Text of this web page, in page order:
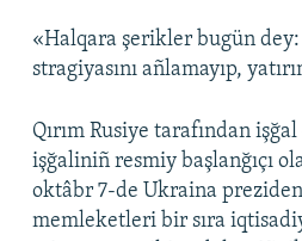
«Halqara şerikler bugün
stragiyasını añlamayıp,
Qırım Rusiye tarafından
işğaliniñ resmiy başlanğıçı
oktâbr 7-de Ukraina
memleketleri bir sıra